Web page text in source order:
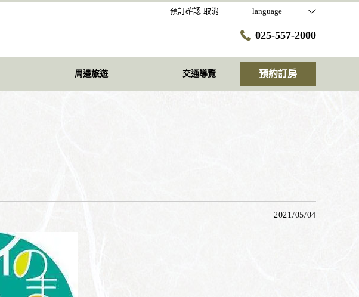
預訂確認·取消 language
025-557-2000
周邊旅遊 交通導覽 預約訂房
2021/05/04